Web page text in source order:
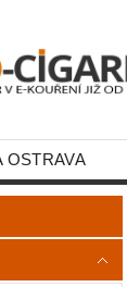
OSTRAVA